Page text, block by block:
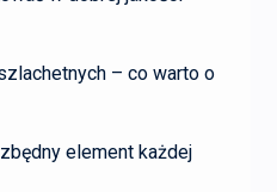
– co warto o
element każdej